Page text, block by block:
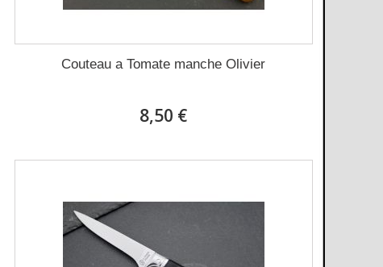
Couteau a Tomate manche Olivier
8,50 €